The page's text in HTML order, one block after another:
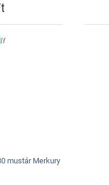
mustár Merkury